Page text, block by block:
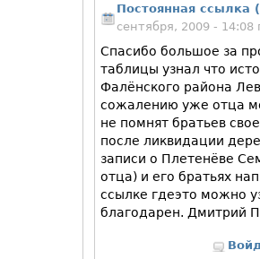
Постоянная ссылка
сентября, 2009 -
Спасибо большое за
таблицы узнал что
Фалёнского района
сожалению уже отца
не помнят братьев
после ликвидации
записи о Плетенёве
отца) и его братьях
ссылке гдеэто можно
благодарен. Дмитрий